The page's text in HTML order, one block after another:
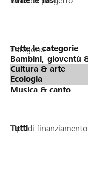
Categorie
Tipo di finanziamento